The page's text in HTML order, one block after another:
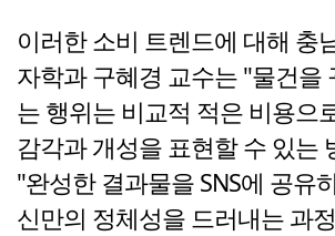
이러한 소비 트렌드에 대해 충
자학과 구혜경 교수는 "물건을
는 행위는 비교적 적은 비용으
감각과 개성을 표현할 수 있는
"완성한 결과물을 SNS에 공유
신만의 정체성을 드러내는 과